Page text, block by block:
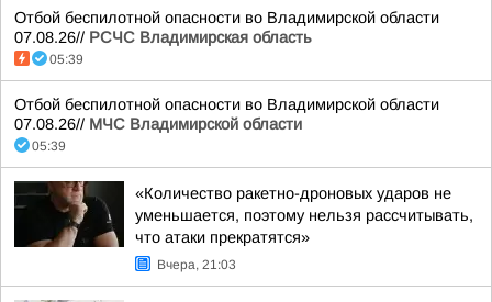
Отбой беспилотной опасности во Владимирской области
07.08.26// РСЧС Владимирская область
05:39
Отбой беспилотной опасности во Владимирской области
07.08.26// МЧС Владимирской области
05:39
«Количество ракетно-дроновых ударов не
уменьшается, поэтому нельзя рассчитывать,
что атаки прекратятся»
Вчера, 21:03